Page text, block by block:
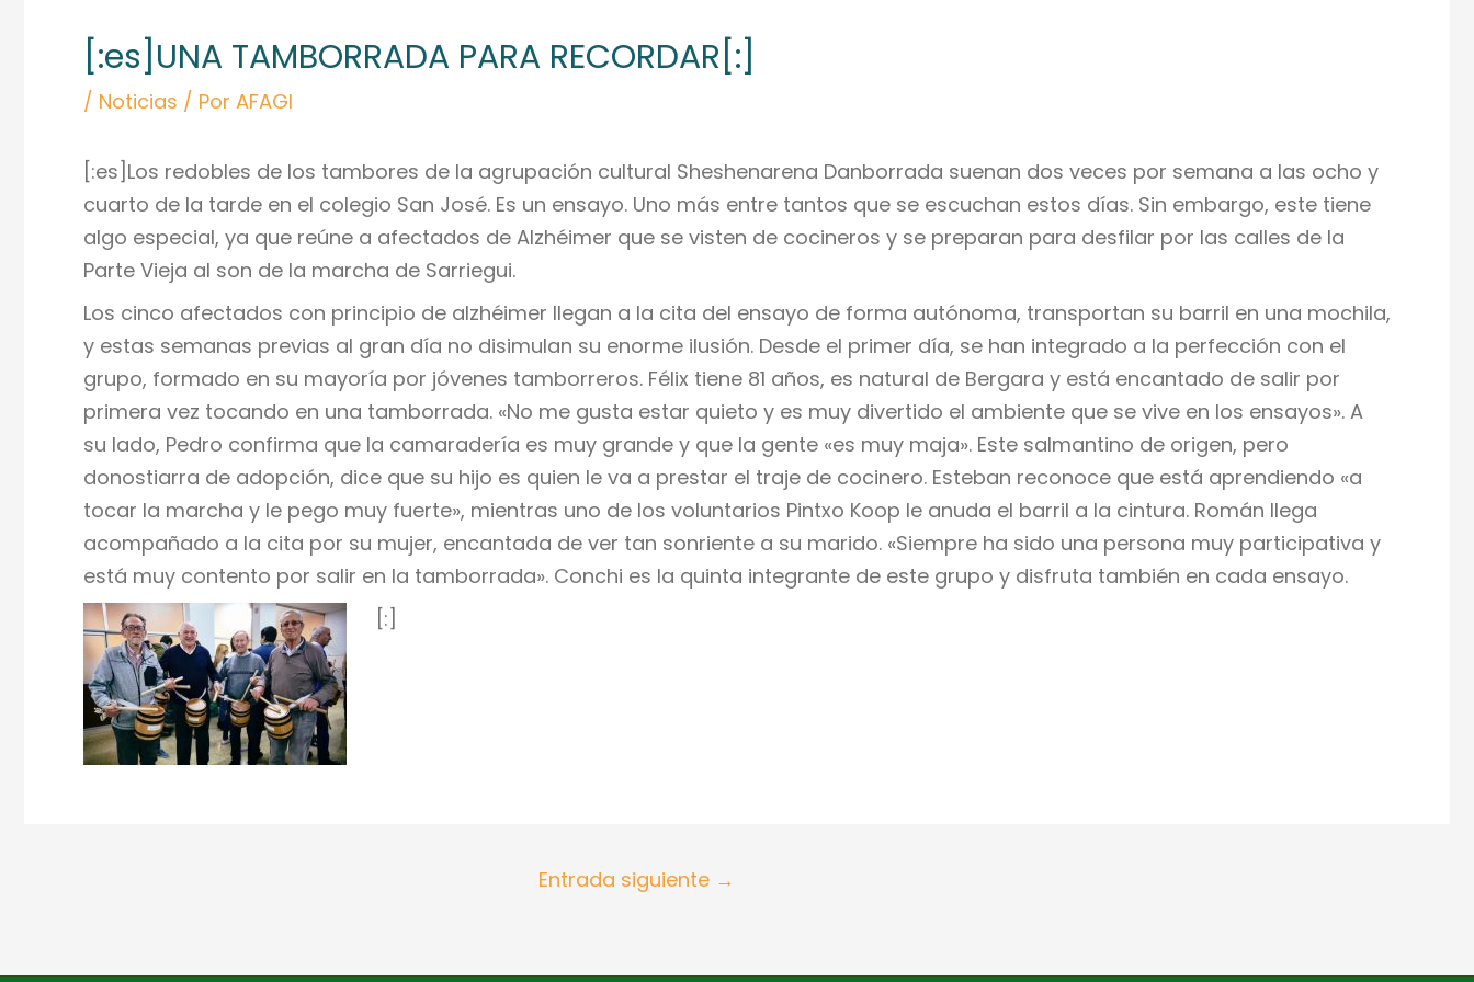
[:es]UNA TAMBORRADA PARA RECORDAR[:]
/ Noticias / Por AFAGI
[:es]Los redobles de los tambores de la agrupación cultural Sheshenarena Danborrada suenan dos veces por semana a las ocho y
cuarto de la tarde en el colegio San José. Es un ensayo. Uno más entre tantos que se escuchan estos días. Sin embargo, este tiene
algo especial, ya que reúne a afectados de Alzhéimer que se visten de cocineros y se preparan para desfilar por las calles de la
Parte Vieja al son de la marcha de Sarriegui.
Los cinco afectados con principio de alzhéimer llegan a la cita del ensayo de forma autónoma, transportan su barril en una mochila,
y estas semanas previas al gran día no disimulan su enorme ilusión. Desde el primer día, se han integrado a la perfección con el
grupo, formado en su mayoría por jóvenes tamborreros. Félix tiene 81 años, es natural de Bergara y está encantado de salir por
primera vez tocando en una tamborrada. «No me gusta estar quieto y es muy divertido el ambiente que se vive en los ensayos». A
su lado, Pedro confirma que la camaradería es muy grande y que la gente «es muy maja». Este salmantino de origen, pero
donostiarra de adopción, dice que su hijo es quien le va a prestar el traje de cocinero. Esteban reconoce que está aprendiendo «a
tocar la marcha y le pego muy fuerte», mientras uno de los voluntarios Pintxo Koop le anuda el barril a la cintura. Román llega
acompañado a la cita por su mujer, encantada de ver tan sonriente a su marido. «Siempre ha sido una persona muy participativa y
está muy contento por salir en la tamborrada». Conchi es la quinta integrante de este grupo y disfruta también en cada ensayo.
[:]
entradas
Entrada siguiente →